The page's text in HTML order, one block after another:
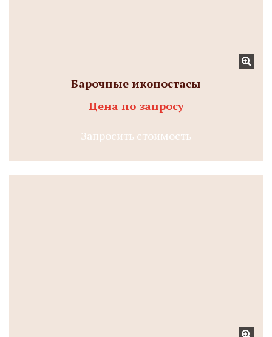
Барочные иконостасы
Цена по запросу
Запросить стоимость